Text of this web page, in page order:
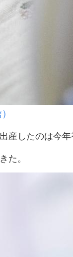
したのは今年
た。